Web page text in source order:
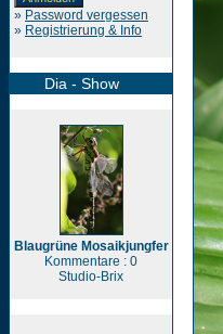
» Password vergessen
» Registrierung & Info
Dia - Show
Blaugrüne Mosaikjungfer
Kommentare : 0
Studio-Brix